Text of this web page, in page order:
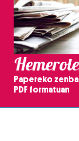
Papereko
PDF formatuan